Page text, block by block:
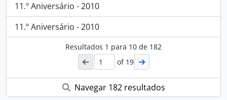
11.º Aniversário - 2010
11.º Aniversário - 2010
Resultados 1 para 10 de 182
of 19
Navegar 182 resultados